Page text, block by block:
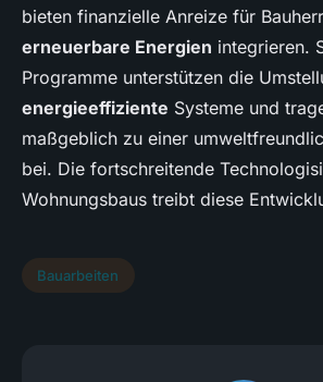
bieten finanzielle Anreize für
erneuerbare Energien integrieren.
Programme unterstützen die
energieeffiziente Systeme und
maßgeblich zu einer
bei. Die fortschreitende
Wohnungsbaus treibt diese
Bauarbeiten